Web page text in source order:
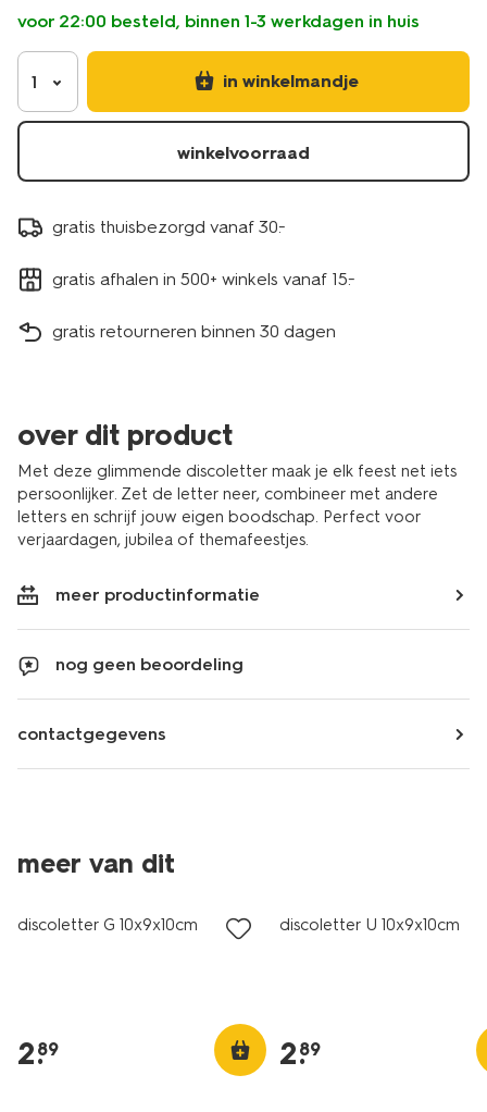
14250271.html
voor 22:00 besteld, binnen 1-3 werkdagen in huis
1 in winkelmandje
winkelvoorraad
gratis thuisbezorgd vanaf 30.-
gratis afhalen in 500+ winkels vanaf 15.-
gratis retourneren binnen 30 dagen
over dit product
Met deze glimmende discoletter maak je elk feest net iets
persoonlijker. Zet de letter neer, combineer met andere
letters en schrijf jouw eigen boodschap. Perfect voor
verjaardagen, jubilea of themafeestjes.
meer productinformatie
nog geen beoordeling
contactgegevens
meer van dit
discoletter G 10x9x10cm
2.
89
discoletter U 10x9x10cm
2.
89